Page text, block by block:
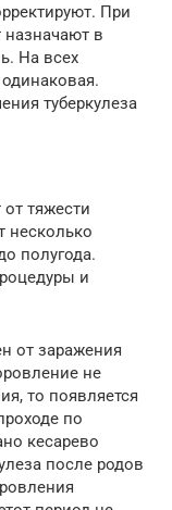
При
назначают в
На всех
туберкулеза
тяжести
несколько
полугода.
и
от заражения
не
то появляется
по
кесарево
после родов